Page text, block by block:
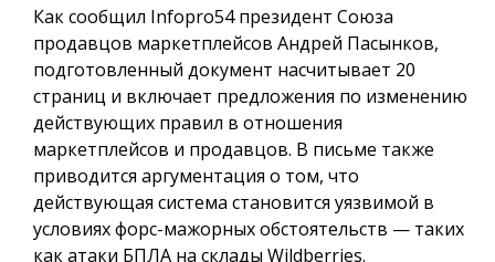
Как сообщил Infopro54президент Союза
продавцов маркетплейсов Андрей Пасынков,
подготовленный документ насчитывает 20
страниц и включает предложения по изменению
действующих правил в отношения
маркетплейсов и продавцов. В письме также
приводится аргументация о том, что
действующая система становится уязвимой в
условиях форс-мажорных обстоятельств — таких
как атаки БПЛА на склады Wildberries.